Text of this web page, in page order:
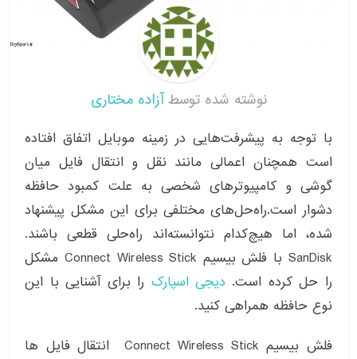
نوشته شده توسطآزاده مختاری
با توجه به پیشرفت‌هایی در زمینه موبایل اتفاق افتاده
است همچنان اعمالی مانند نقل و انتقال فایل میان
گوشی و کامپیوترهای شخصی به علت کمبود حافظه
دشوار است.راه‌حل‌های مختلفی برای این مشکل پیشنهاد
شده، اما هیچ‌کدام نتوانسته‌اند راه‌حلی قطعی باشند.
SanDisk با فلش بیسیم Connect Wireless Stick مشکل
را حل کرده است. دیجی اسپارک را برای آشنایی با این
نوع حافظه همراهی کنید.
فلش بیسیم Connect Wireless Stick انتقال فایل ها